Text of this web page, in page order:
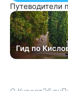
Путеводители
Гид по